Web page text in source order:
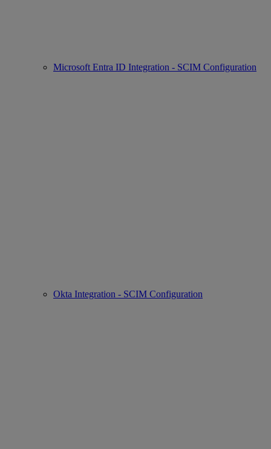
Microsoft Entra ID Integration - SCIM Configuration
Okta Integration - SCIM Configuration